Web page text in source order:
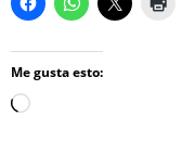
Me gusta esto:
Loading…